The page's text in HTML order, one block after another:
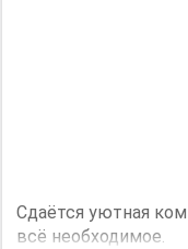
посудомоечная
Сдаётся уютная
всё необходимое.